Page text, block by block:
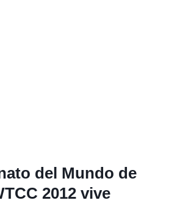
del Mundo de
2012 vive